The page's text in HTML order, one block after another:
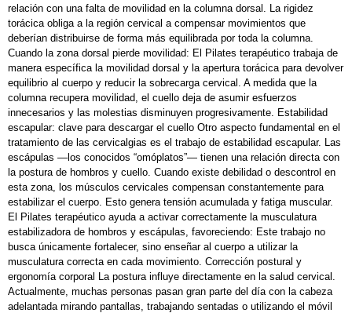
relación con una falta de movilidad en la columna dorsal. La rigidez
torácica obliga a la región cervical a compensar movimientos que
deberían distribuirse de forma más equilibrada por toda la columna.
Cuando la zona dorsal pierde movilidad: El Pilates terapéutico trabaja de
manera específica la movilidad dorsal y la apertura torácica para devolver
equilibrio al cuerpo y reducir la sobrecarga cervical. A medida que la
columna recupera movilidad, el cuello deja de asumir esfuerzos
innecesarios y las molestias disminuyen progresivamente. Estabilidad
escapular: clave para descargar el cuello Otro aspecto fundamental en el
tratamiento de las cervicalgias es el trabajo de estabilidad escapular. Las
escápulas —los conocidos “omóplatos”— tienen una relación directa con
la postura de hombros y cuello. Cuando existe debilidad o descontrol en
esta zona, los músculos cervicales compensan constantemente para
estabilizar el cuerpo. Esto genera tensión acumulada y fatiga muscular.
El Pilates terapéutico ayuda a activar correctamente la musculatura
estabilizadora de hombros y escápulas, favoreciendo: Este trabajo no
busca únicamente fortalecer, sino enseñar al cuerpo a utilizar la
musculatura correcta en cada movimiento. Corrección postural y
ergonomía corporal La postura influye directamente en la salud cervical.
Actualmente, muchas personas pasan gran parte del día con la cabeza
adelantada mirando pantallas, trabajando sentadas o utilizando el móvil